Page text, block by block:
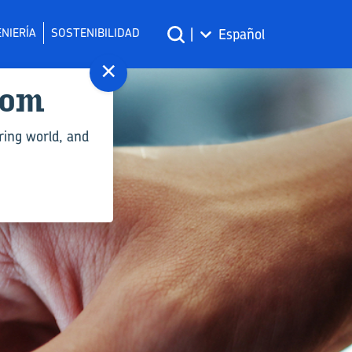
SOSTENIBILIDAD | Español
×
world, and